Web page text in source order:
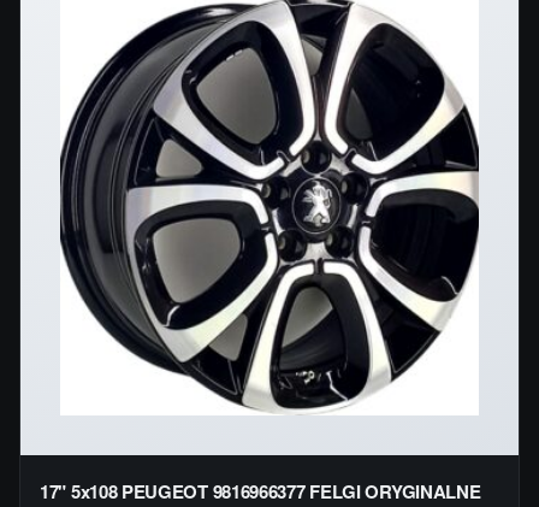
17" 5x108 PEUGEOT 9816966377 FELGI ORYGINALNE